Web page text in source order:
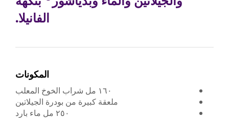
الفانيلا.
المكونات
١٦٠ مل شراب الخوخ المعلب
ملعقة كبيرة من بودرة الجيلاتين
٢٥٠ مل ماء بارد